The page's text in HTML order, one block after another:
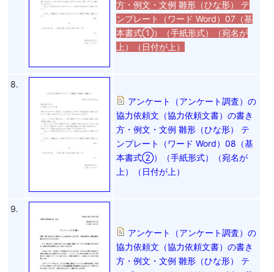
方・例文・文例 雛形（ひな形） テ
ンプレート（ワード Word）07（基
本書式①）（手紙形式）（宛名が
上）（日付が上）
8.
アンケート（アンケート調査）の
協力依頼文（協力依頼文書）の書き
方・例文・文例 雛形（ひな形） テ
ンプレート（ワード Word）08（基
本書式②）（手紙形式）（宛名が
上）（日付が上）
9.
アンケート（アンケート調査）の
協力依頼文（協力依頼文書）の書き
方・例文・文例 雛形（ひな形） テ